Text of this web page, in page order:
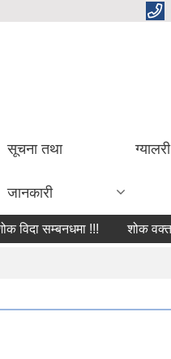
सूचना तथा
जानकारी
ग्यालरी
स्थानीय शोक विदा सम्बनधमा !!! शोक वक्तव्य